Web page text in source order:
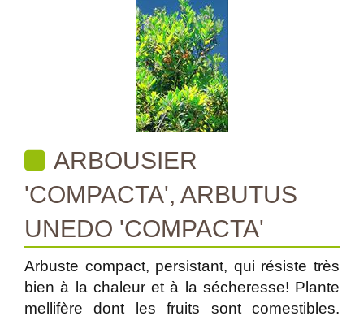
ARBOUSIER
'COMPACTA', ARBUTUS
UNEDO 'COMPACTA'
Arbuste compact, persistant, qui résiste très
bien à la chaleur et à la sécheresse! Plante
mellifère dont les fruits sont comestibles.